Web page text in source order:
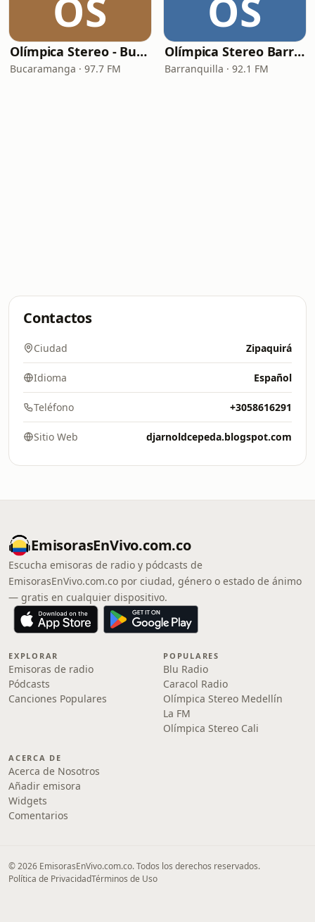
OS
Olímpica Stereo - Bucaramanga
Bucaramanga · 97.7 FM
OS
Olímpica Stereo Barranquilla
Barranquilla · 92.1 FM
Contactos
Ciudad Zipaquirá
Idioma Español
Teléfono +3058616291
Sitio Web djarnoldcepeda.blogspot.com
EmisorasEnVivo.com.co
Escucha emisoras de radio y pódcasts de
EmisorasEnVivo.com.co por ciudad, género o estado de ánimo
— gratis en cualquier dispositivo.
EXPLORAR
Emisoras de radio
Pódcasts
Canciones Populares
POPULARES
Blu Radio
Caracol Radio
Olímpica Stereo Medellín
La FM
Olímpica Stereo Cali
ACERCA DE
Acerca de Nosotros
Añadir emisora
Widgets
Comentarios
© 2026 EmisorasEnVivo.com.co. Todos los derechos reservados.
Política de PrivacidadTérminos de Uso